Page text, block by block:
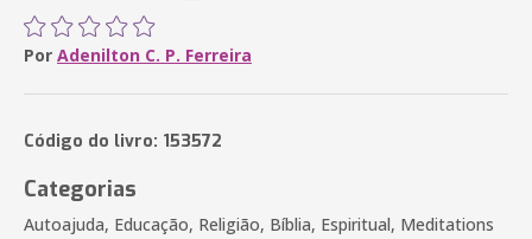
Por Adenilton C. P. Ferreira
Código do livro: 153572
Categorias
Autoajuda, Educação, Religião, Bíblia, Espiritual, Meditations